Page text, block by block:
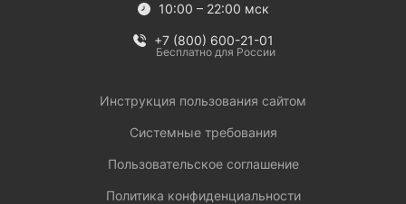
10:00 – 22:00 мск
+7 (800) 600-21-01
Бесплатно для России
Инструкция пользования сайтом
Системные требования
Пользовательское соглашение
Политика конфиденциальности